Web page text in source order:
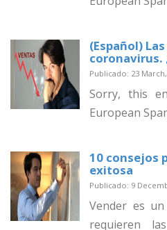
(Español)
coronavirus.
Publicado: 23
Sorry, this
European
10 consejos
exitosa
Publicado: 9
Vender es
requieren